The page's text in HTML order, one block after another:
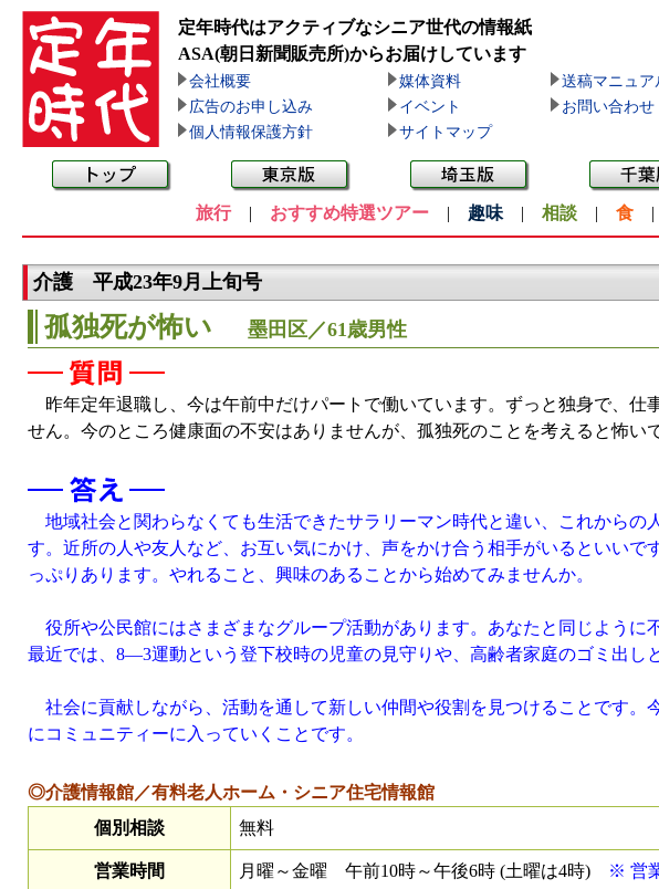
定年時代はアクティブなシニア世代の情報紙
ASA(朝日新聞販売所)からお届けしています
会社概要 媒体資料
送稿マニュア
広告のお申し込み
イベント
お問い合わせ
個人情報保護方針
サイトマップ
旅行| おすすめ特選ツアー | 趣味 | 相談 | 食
介護 平成23年9月上旬号
孤独死が怖い 墨田区／61歳男性
昨年定年退職し、今は午前中だけパートで働いています。ずっと独身で、仕
せん。今のところ健康面の不安はありませんが、孤独死のことを考えると怖い
地域社会と関わらなくても生活できたサラリーマン時代と違い、これからの
す。近所の人や友人など、お互い気にかけ、声をかけ合う相手がいるといいで
っぷりあります。やれること、興味のあることから始めてみませんか。
役所や公民館にはさまざまなグループ活動があります。あなたと同じように
最近では、8—3運動という登下校時の児童の見守りや、高齢者家庭のゴミ出し
社会に貢献しながら、活動を通して新しい仲間や役割を見つけることです。
にコミュニティーに入っていくことです。
◎介護情報館／有料老人ホーム・シニア住宅情報館
個別相談
無料
営業時間 月曜～金曜 午前10時～午後6時 (土曜は4時) ※ 営